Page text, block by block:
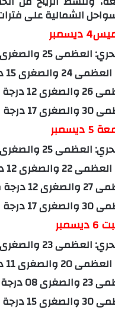
الشمالية على
17 درجة مئوية.
15 درجة مئوية.
مئوية.
مئوية.
14 درجة مئوية.
12 درجة مئوية.
مئوية.
مئوية.
13 درجة مئوية.
11 درجة مئوية.
مئوية.
مئوية.